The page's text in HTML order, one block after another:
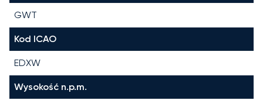
GWT
Kod ICAO
EDXW
Wysokość n.p.m.